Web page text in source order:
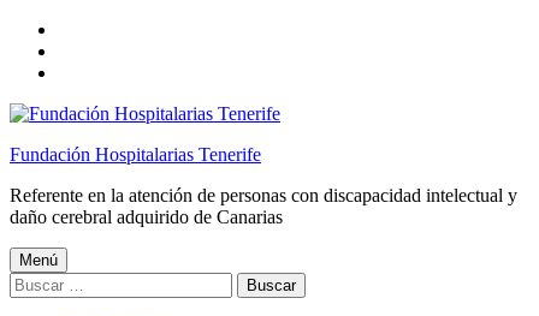
principal
principal
pie
página
Fundación Hospitalarias Tenerife
Referente en la atención de personas con discapacidad intelectual y
daño cerebral adquirido de Canarias
Menú
Buscar: